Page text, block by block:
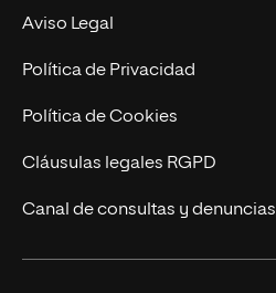
Experto Universitario
Postgrados
Cursos Universitarios
Nuestro Equipo
Trabaja en UNIR
Actualidad
UNIR Revista
Eventos
Aviso Legal
Política de Privacidad
Política de Cookies
Cláusulas legales RGPD
Canal de consultas y denuncias